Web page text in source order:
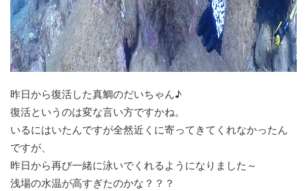
昨日から復活した真鯛のだいちゃん♪
復活というのは変な言い方ですかね。
いるにはいたんですが全然近くに寄ってきてくれなかったん
ですが、
昨日から再び一緒に泳いでくれるようになりました～
浅場の水温が高すぎたのかな？？？